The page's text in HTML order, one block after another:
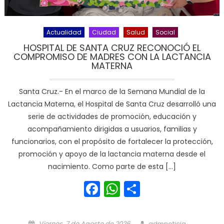
Actualidad Ciudad Salud Social
HOSPITAL DE SANTA CRUZ RECONOCIÓ EL
COMPROMISO DE MADRES CON LA LACTANCIA
MATERNA
Santa Cruz.- En el marco de la Semana Mundial de la
Lactancia Materna, el Hospital de Santa Cruz desarrolló una
serie de actividades de promoción, educación y
acompañamiento dirigidas a usuarios, familias y
funcionarios, con el propósito de fortalecer la protección,
promoción y apoyo de la lactancia materna desde el
nacimiento. Como parte de esta […]
Facebook
WhatsApp